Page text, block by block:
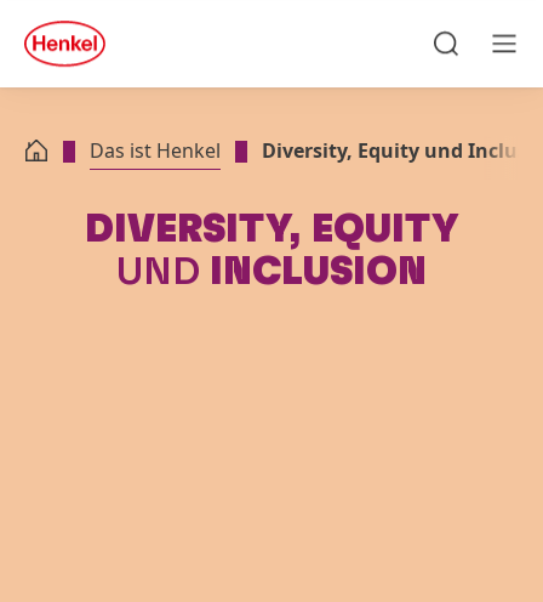
Zu Footer springen
quick
search
Das ist Henkel Diversity, Equity und
DIVERSITY, EQUITY
UND
INCLUSION